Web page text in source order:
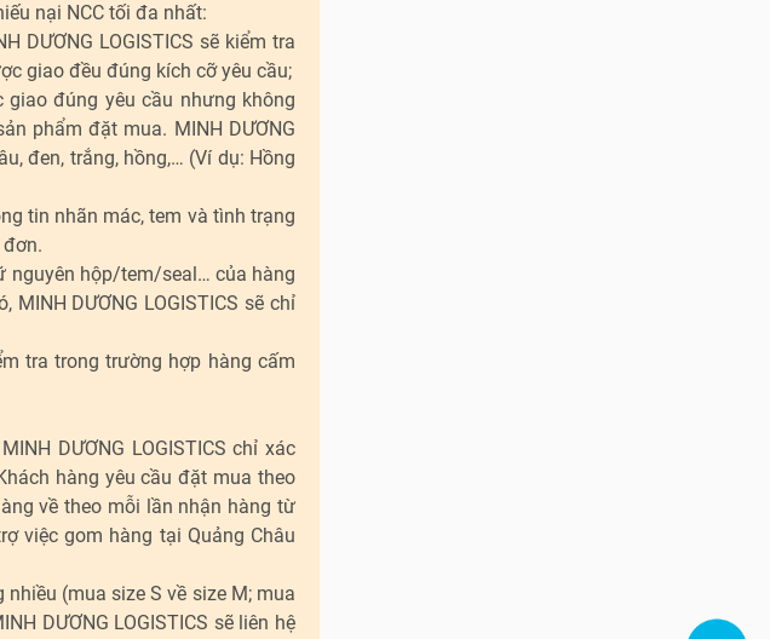
nại NCC tối đa nhất:
DƯƠNG LOGISTICS sẽ kiểm tra
giao đều đúng kích cỡ yêu cầu;
giao đúng yêu cầu nhưng không
phẩm đặt mua. MINH DƯƠNG
đen, trắng, hồng,… (Ví dụ: Hồng
tin nhãn mác, tem và tình trạng
nguyên hộp/tem/seal… của hàng
DƯƠNG LOGISTICS sẽ chỉ
tra trong trường hợp hàng cấm
DƯƠNG LOGISTICS chỉ xác
hàng yêu cầu đặt mua theo
về theo mỗi lần nhận hàng từ
việc gom hàng tại Quảng Châu
(mua size S về size M; mua
DƯƠNG LOGISTICS sẽ liên hệ